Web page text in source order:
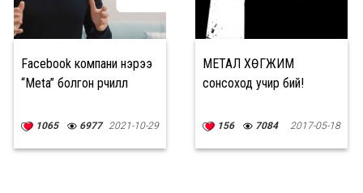
Facebook компани нэрээ
“Meta” болгон өөрчиллөө
1065 6977 2021-10-29
МЕТАЛ ХӨГЖИМ
сонсоход учир бий!
156 7084 2017-05-18